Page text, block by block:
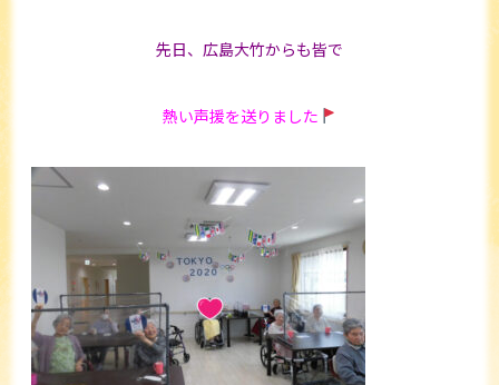
先日、広島大竹からも皆で
熱い声援を送りました